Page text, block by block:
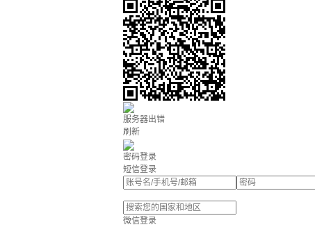
服务器出错
刷新
密码登录
短信登录
微信登录